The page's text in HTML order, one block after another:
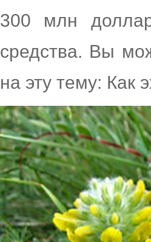
300 млн
средства. Вы
на эту тему: Как